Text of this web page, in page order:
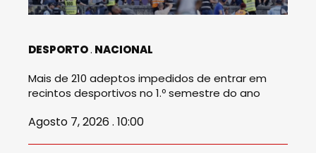
DESPORTO NACIONAL
Mais de 210 adeptos impedidos de entrar em
recintos desportivos no 1.º semestre do ano
Agosto 7, 2026 . 10:00